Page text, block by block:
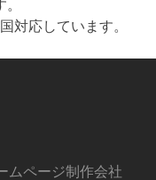
対応しています。
ムページ制作会社